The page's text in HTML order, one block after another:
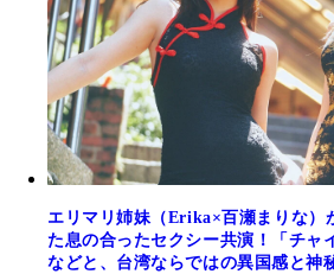
エリマリ姉妹（Erika×百瀬まりな）
た息の合ったセクシー共演！「チャ
などと、台湾ならではの異国感と神